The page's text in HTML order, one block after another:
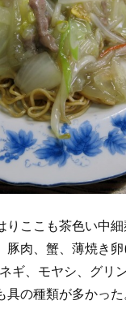
りここも茶色い中
豚肉、蟹、薄焼き
ギ、モヤシ、グリ
の種類が多かった